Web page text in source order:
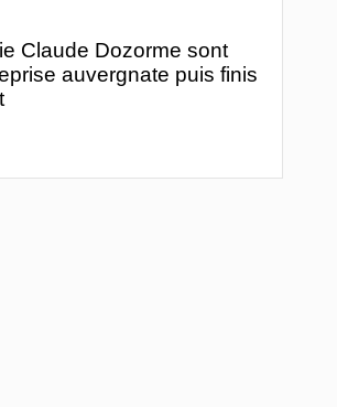
Claude Dozorme sont
auvergnate puis finis